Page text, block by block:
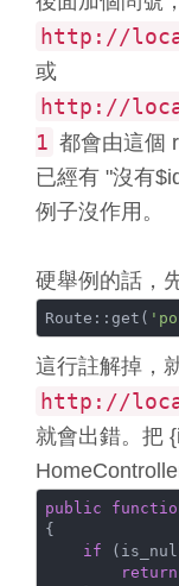
http://
或
http://
1 都會由這個
已經有 "沒有
例子沒作用。
硬舉例的話，
Route::get(
這行註解掉，
http://
就會出錯。把
public
{
if
return